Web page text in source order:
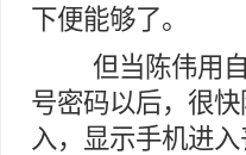
下便能够了。
但当陈伟用自
号密码以后，很
入，显示手机进